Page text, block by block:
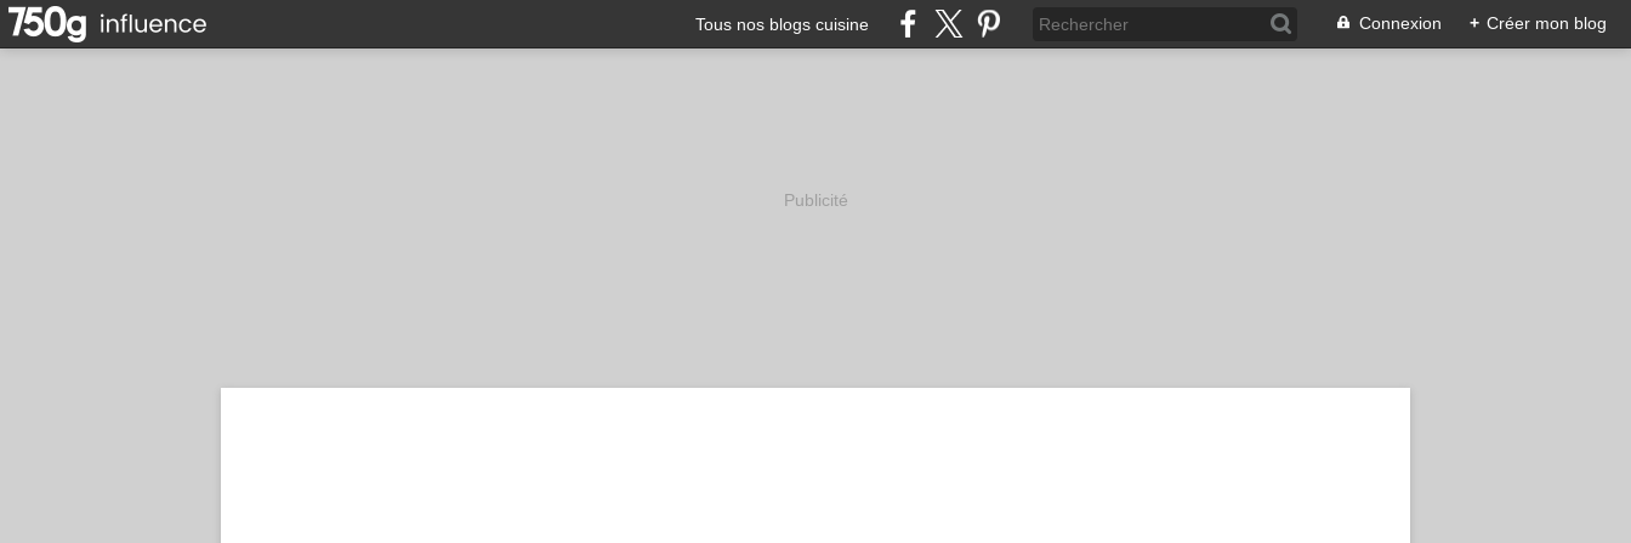
Tous nos blogs cuisine Connexion + Créer mon blog
Publicité